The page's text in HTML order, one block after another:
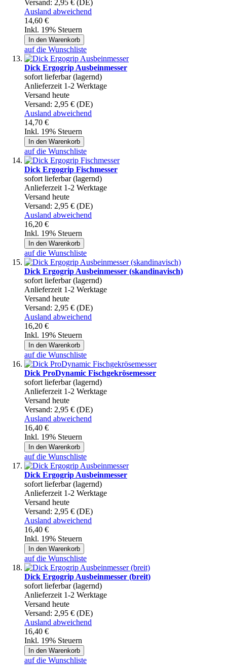
Versand: 2,95 € (DE)
Ausland abweichend
14,60 €
Inkl. 19% Steuern
In den Warenkorb
auf die Wunschliste
Dick Ergogrip Ausbeinmesser
sofort lieferbar (lagernd)
Anlieferzeit 1-2 Werktage
Versand heute
Versand: 2,95 € (DE)
Ausland abweichend
14,70 €
Inkl. 19% Steuern
In den Warenkorb
auf die Wunschliste
Dick Ergogrip Fischmesser
sofort lieferbar (lagernd)
Anlieferzeit 1-2 Werktage
Versand heute
Versand: 2,95 € (DE)
Ausland abweichend
16,20 €
Inkl. 19% Steuern
In den Warenkorb
auf die Wunschliste
Dick Ergogrip Ausbeinmesser (skandinavisch)
sofort lieferbar (lagernd)
Anlieferzeit 1-2 Werktage
Versand heute
Versand: 2,95 € (DE)
Ausland abweichend
16,20 €
Inkl. 19% Steuern
In den Warenkorb
auf die Wunschliste
Dick ProDynamic Fischgekrösemesser
sofort lieferbar (lagernd)
Anlieferzeit 1-2 Werktage
Versand heute
Versand: 2,95 € (DE)
Ausland abweichend
16,40 €
Inkl. 19% Steuern
In den Warenkorb
auf die Wunschliste
Dick Ergogrip Ausbeinmesser
sofort lieferbar (lagernd)
Anlieferzeit 1-2 Werktage
Versand heute
Versand: 2,95 € (DE)
Ausland abweichend
16,40 €
Inkl. 19% Steuern
In den Warenkorb
auf die Wunschliste
Dick Ergogrip Ausbeinmesser (breit)
sofort lieferbar (lagernd)
Anlieferzeit 1-2 Werktage
Versand heute
Versand: 2,95 € (DE)
Ausland abweichend
16,40 €
Inkl. 19% Steuern
In den Warenkorb
auf die Wunschliste